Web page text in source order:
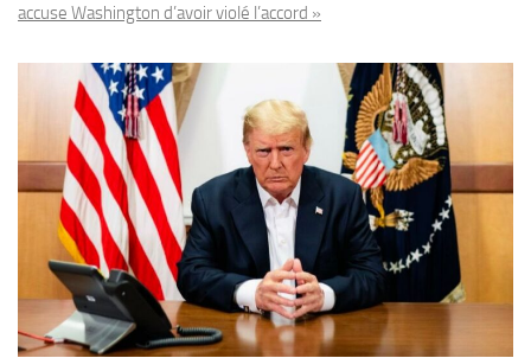
accuse Washington d’avoir violé l’accord »